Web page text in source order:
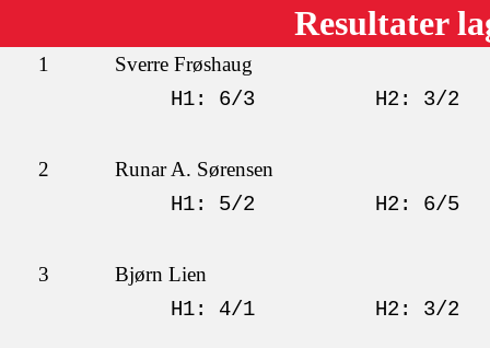
Resultater
1 Sverre Frøshaug
H1: 6/3 H2: 3/2
2 Runar A. Sørensen
H1: 5/2 H2: 6/5
3 Bjørn Lien
H1: 4/1 H2: 3/2